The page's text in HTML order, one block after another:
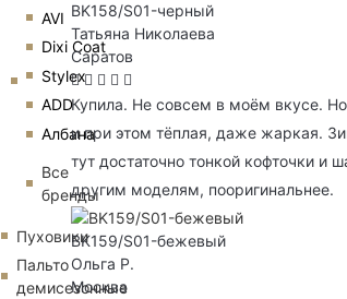
AVI
Dixi Coat
Stylex
ADD
Албана
Все
бренды
Пуховики
Пальто
демисезонные
BK158/S01-черный
Татьяна Николаева
Саратов
Купила. Не совсем в моём вкусе. Но
и при этом тёплая, даже жаркая.
тут достаточно тонкой кофточки
другим моделям, пооригинальнее.
BK159/S01-бежевый
Ольга Р.
Москва